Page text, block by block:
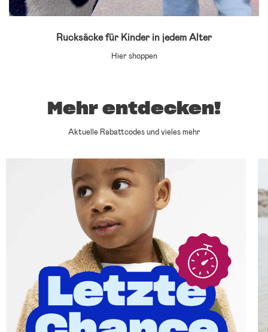
Rucksäcke für Kinder in jedem Alter
Hier shoppen
Mehr entdecken!
Aktuelle Rabattcodes und vieles mehr